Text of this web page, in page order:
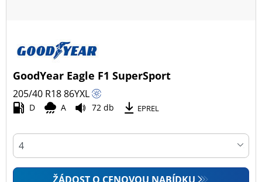
GoodYear Eagle F1 SuperSport
205/40 R1886YXL
D A 72 db EPREL